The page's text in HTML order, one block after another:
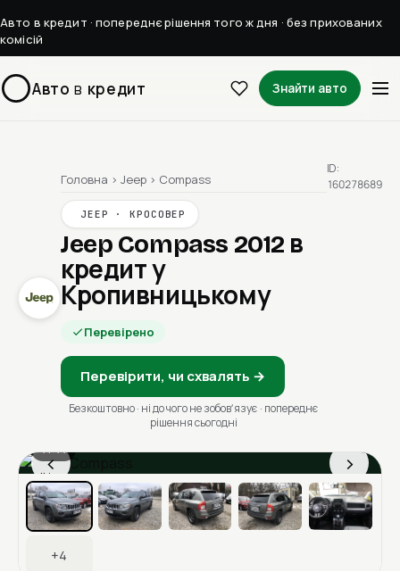
Авто в кредит · попереднє рішення того ж дня · без прихованих
комісій
Авто в кредит Знайти авто
Головна › Jeep › Compass
JEEP · КРОСОВЕР
Jeep Compass 2012 в
кредит у
Кропивницькому
Перевірено
Перевірити, чи схвалять →
Безкоштовно · ні до чого не зобовʼязує · попереднє
рішення сьогодні
ID:
160278689
‹ ›
1 / 11
Ціна в місяць
+4